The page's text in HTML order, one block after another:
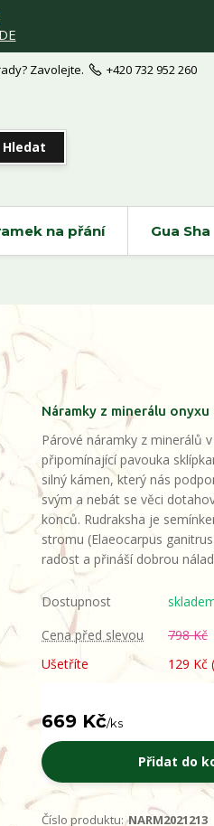
Hledat
Zavolejte. +420 732 952 260
na přání Gua Sha
Náramky z minerálu onyxu
Párové náramky z minerálů
připomínající pavouka
silný kámen, který nás
svým a nebát se věci
konců. Rudraksha je
stromu (Elaeocarpus
radost a přináší dobrou
Dostupnost
Cena před slevou
798 Kč
Ušetříte
129 Kč (
669 Kč/ks
Přidat do
Číslo produktu: NARM2021213